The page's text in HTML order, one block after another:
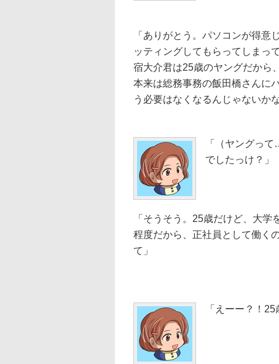
「ありがとう。パソコンが得意
ッティングしてもらってしまっ
宿大介君は25歳のヤングだから
本来は総務事務の飯田橋さんに
う必要はなくなるんじゃないかな
「（ヤングっ
でしたっけ？」
「そうそう。25歳だけど、大
程度だから、正社員として働く
て」
「えーー？！25